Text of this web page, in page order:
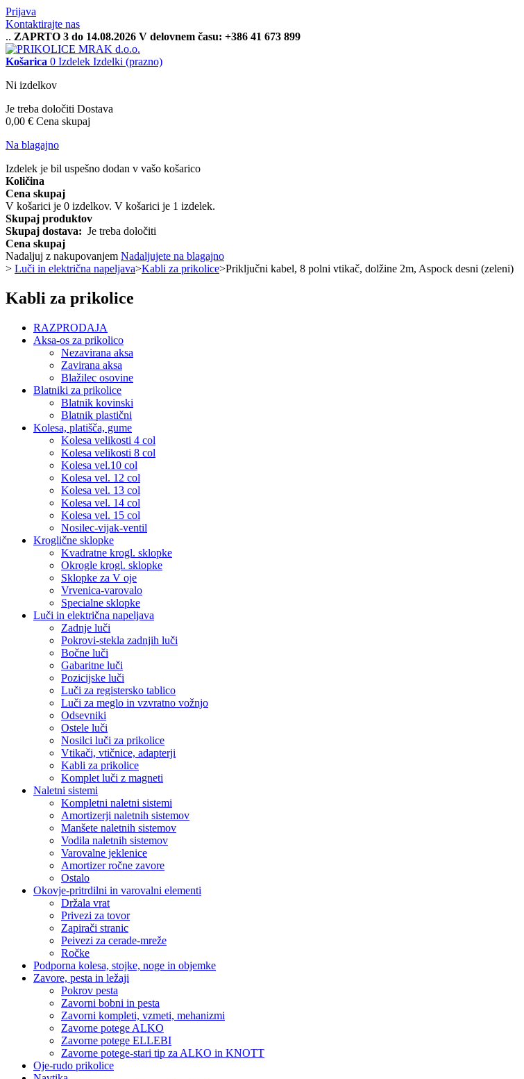
Prijava
Kontaktirajte nas
.. ZAPRTO 3 do 14.08.2026 V delovnem času: +386 41 673 899
Košarica 0 Izdelek Izdelki (prazno)
Ni izdelkov
Je treba določiti Dostava
0,00 € Cena skupaj
Na blagajno
Izdelek je bil uspešno dodan v vašo košarico
Količina
Cena skupaj
V košarici je 0 izdelkov. V košarici je 1 izdelek.
Skupaj produktov
Skupaj dostava: Je treba določiti
Cena skupaj
Nadaljuj z nakupovanjem Nadaljujete na blagajno
> Luči in električna napeljava>Kabli za prikolice>Priključni kabel, 8 polni vtikač, dolžine 2m, Aspock desni (zeleni)
Kabli za prikolice
RAZPRODAJA
Aksa-os za prikolico
Nezavirana aksa
Zavirana aksa
Blažilec osovine
Blatniki za prikolice
Blatnik kovinski
Blatnik plastični
Kolesa, platišča, gume
Kolesa velikosti 4 col
Kolesa velikosti 8 col
Kolesa vel.10 col
Kolesa vel. 12 col
Kolesa vel. 13 col
Kolesa vel. 14 col
Kolesa vel. 15 col
Nosilec-vijak-ventil
Kroglične sklopke
Kvadratne krogl. sklopke
Okrogle krogl. sklopke
Sklopke za V oje
Vrvenica-varovalo
Specialne sklopke
Luči in električna napeljava
Zadnje luči
Pokrovi-stekla zadnjih luči
Bočne luči
Gabaritne luči
Pozicijske luči
Luči za registersko tablico
Luči za meglo in vzvratno vožnjo
Odsevniki
Ostele luči
Nosilci luči za prikolice
Vtikači, vtičnice, adapterji
Kabli za prikolice
Komplet luči z magneti
Naletni sistemi
Kompletni naletni sistemi
Amortizerji naletnih sistemov
Manšete naletnih sistemov
Vodila naletnih sistemov
Varovalne jeklenice
Amortizer ročne zavore
Ostalo
Okovje-pritrdilni in varovalni elementi
Držala vrat
Privezi za tovor
Zapirači stranic
Peivezi za cerade-mreže
Ročke
Podporna kolesa, stojke, noge in objemke
Zavore, pesta in ležaji
Pokrov pesta
Zavorni bobni in pesta
Zavorni kompleti, vzmeti, mehanizmi
Zavorne potege ALKO
Zavorne potege ELLEBI
Zavorne potege-stari tip za ALKO in KNOTT
Oje-rudo prikolice